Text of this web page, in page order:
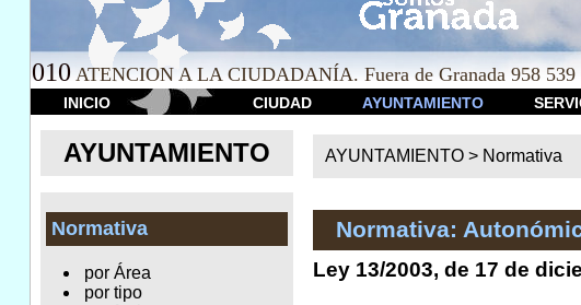
010 ATENCION A LA CIUDADANÍA. Fuera de Granada 958 539
INICIO CIUDAD AYUNTAMIENTO
AYUNTAMIENTO
Normativa
por Área
por tipo
AYUNTAMIENTO > Normativa
Normativa:
Ley 13/2003, de 17 de